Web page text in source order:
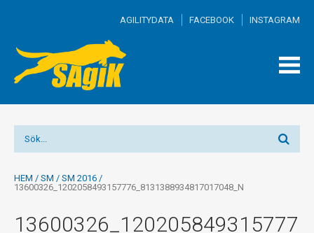
AGILITYDATA FACEBOOK INSTAGRAM
HEM / SM / SM 2016 /
13600326_1202058493157776_8131388934817017048_N
13600326_120205849315777